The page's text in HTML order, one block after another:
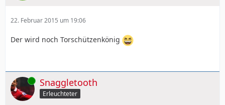
22. Februar 2015 um 19:06
Der wird noch Torschützenkönig
Online Snaggletooth
Erleuchteter